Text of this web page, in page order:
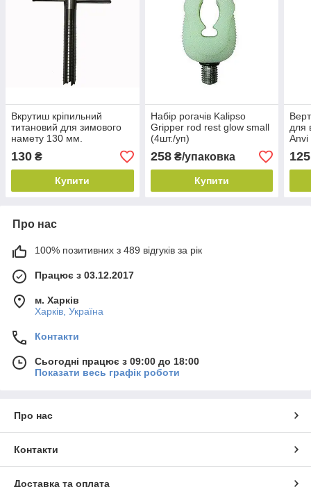
Вкрутиш кріпильний
титановий для зимового
намету 130 мм.
130 ₴
Купити
Набір рогачів Kalipso
Gripper rod rest glow small
(4шт./уп)
258₴/упаковка
Купити
для
Anvi
уп
125
Про нас
100% позитивних з 489 відгуків за рік
Працює з 03.12.2017
м. Харків
Харків, Україна
Контакти
Сьогодні працює з 09:00 до 18:00
Показати весь графік роботи
Про нас
Контакти
Доставка та оплата